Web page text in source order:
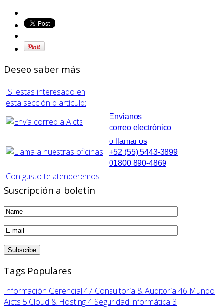
Deseo saber más
Si estas interesado en
esta sección o artículo:
Envianos
correo electrónico
o llamanos
+52 (55) 5443-3899
01800 890-4869
Con gusto te atenderemos
Suscripción a boletín
Tags Populares
Información Gerencial 47 Consultoría & Auditoría 46 Mundo
Aicts 5 Cloud & Hosting4 Seguridad informática 3